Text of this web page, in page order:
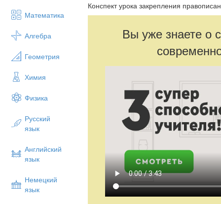
Математика
Алгебра
Геометрия
Химия
Физика
Русский
язык
Английский
язык
Немецкий
язык
Конспект урока закрепления
Вы уже знаете о